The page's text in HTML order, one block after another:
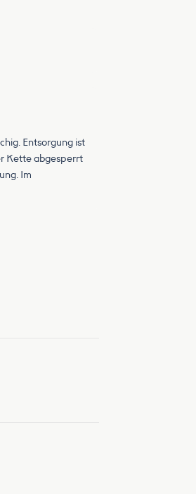
Entsorgung ist
Kette abgesperrt
Im